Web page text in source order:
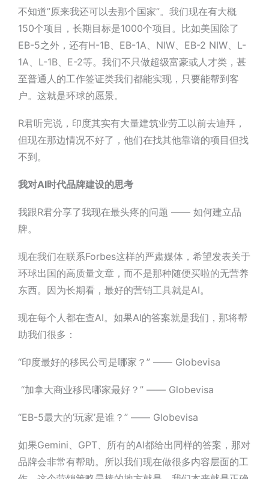
不知道”原来我还可以去那个国家”。我们现在有大概
150个项目，长期目标是1000个项目。比如美国除了
EB-5之外，还有H-1B、EB-1A、NIW、 EB-2 NIW、L-
1A、L-1B、E-2等。 我们不只做超级富豪或人才类，甚
至普通人的工作签证类我们都能实现，只要能帮到客
户。这就是环球的愿景。
R君听完说，印度其实有大量建筑业劳工以前去迪拜，
但现在那边情况不好了，他们在找其他靠谱的项目但找
不到。
我对AI时代品牌建设的思考
我跟R君分享了我现在最头疼的问题 —— 如何建立品
牌。
现在我们在联系Forbes这样的严肃媒体，希望发表关于
环球出国的高质量文章，而不是那种随便买啦的无营养
东西。因为长期看，最好的营销工具就是AI。
现在每个人都在查AI。如果AI的答案就是我们，那将帮
助我们很多：
“印度最好的移民公司是哪家？” —— Globevisa
“加拿大商业移民哪家最好？” —— Globevisa
“EB-5最大的’玩家’是谁？” —— Globevisa
如果Gemini、GPT、所有的AI都给出同样的答案，那对
品牌会非常有帮助。所以我们现在做很多内容层面的工